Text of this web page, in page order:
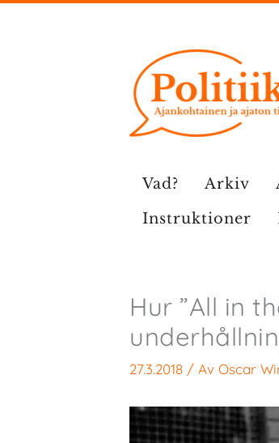
Vad? Arkiv
Instruktioner
Hur ”All in
27.3.2018 / Av Oscar